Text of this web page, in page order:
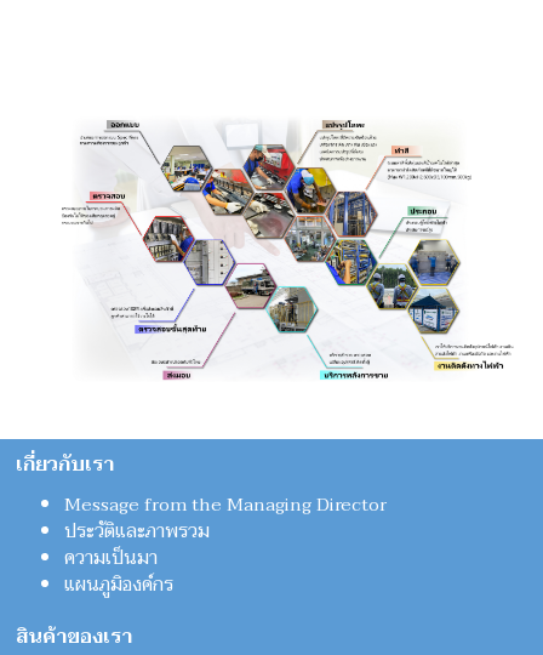
เกี่ยวกับเรา
Message from the Managing Director
ประวัติและภาพรวม
ความเป็นมา
แผนภูมิองค์กร
สินค้าของเรา